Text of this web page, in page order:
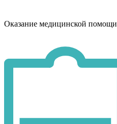
Оказание медицинской помощи